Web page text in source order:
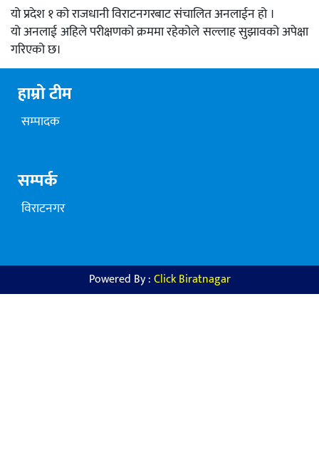
यो प्रदेश १ को राजधानी विराटनगरबाट संचालित अनलाईन हो ।
यो अनलाई अहिले परीक्षणको क्रममा रहेकोले सल्लाह सुझावको अपेक्षा
गरिएको छ।
हाम्रो टीम
सम्पादक
सम्पर्क
विराटनगर
Powered By :Click Biratnagar